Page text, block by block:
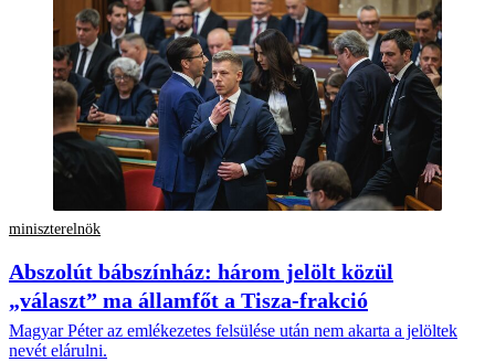
miniszterelnök
Abszolút bábszínház: három jelölt közül
„választ” ma államfőt a Tisza-frakció
Magyar Péter az emlékezetes felsülése után nem akarta a jelöltek
nevét elárulni.